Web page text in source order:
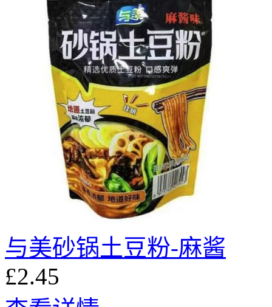
与美砂锅土豆粉-麻酱
£2.45